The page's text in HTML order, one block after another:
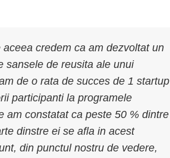
credem ca am dezvoltat un
sansele de reusita ale unui
de o rata de succes de 1 startup
participanti la programele
am constatat ca peste 50 % dintre
dinstre ei se afla in acest
din punctul nostru de vedere,